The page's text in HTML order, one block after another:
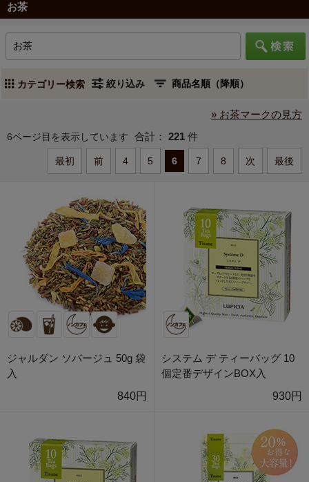
お茶
カテゴリー検索 絞り込み
» お茶マークの見方
6ページ目を表示しています 合計： 221 件
最初 前 4 5 6 7 8 次 最後
ジャルダン ソバージュ 50g 袋
入
840円
システム デ ティーバッグ 10
個定番デザインBOX入
930円